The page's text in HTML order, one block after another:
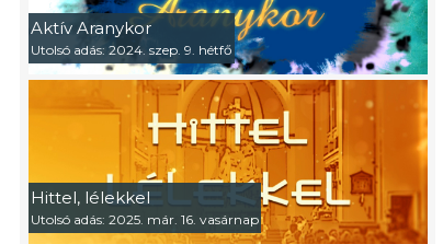
Aktív Aranykor
Utolsó adás: 2024. szep. 9. hétfő
Hittel, lélekkel
Utolsó adás: 2025. már. 16. vasárnap